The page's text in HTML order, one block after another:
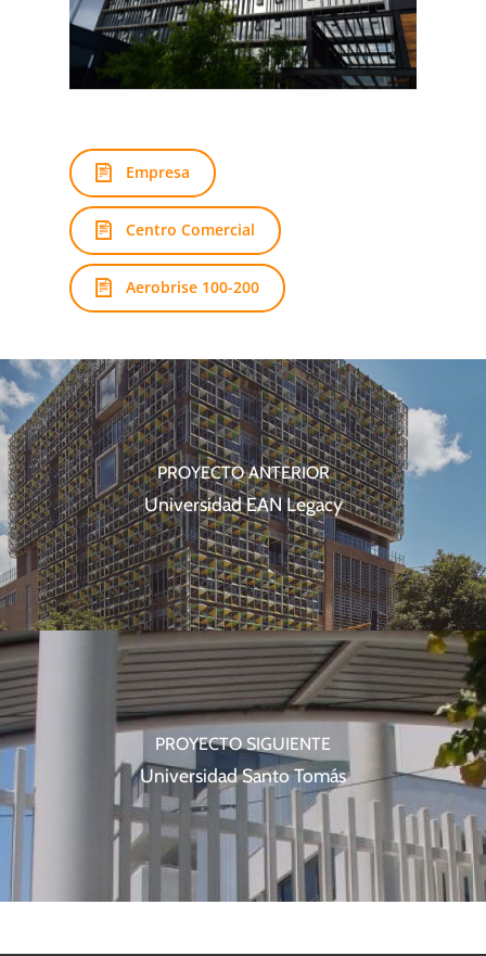
Empresa
Centro Comercial
Aerobrise 100-200
PROYECTO ANTERIOR
Universidad EAN Legacy
PROYECTO SIGUIENTE
Universidad Santo Tomás